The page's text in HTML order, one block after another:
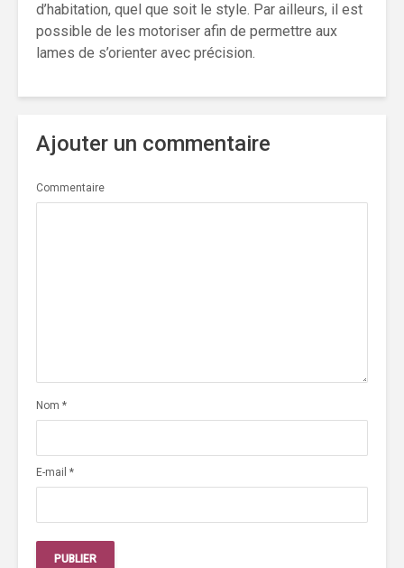
d’habitation, quel que soit le style. Par ailleurs, il est
possible de les motoriser afin de permettre aux
lames de s’orienter avec précision.
Ajouter un commentaire
Commentaire
Nom *
E-mail *